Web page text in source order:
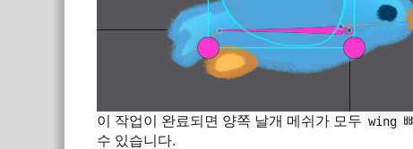
이 작업이 완료되면 양쪽 날개 메쉬가 모두 wing
수 있습니다.